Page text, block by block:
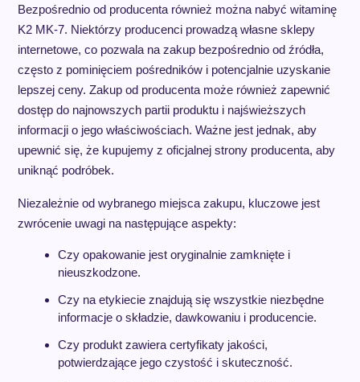
Bezpośrednio od producenta również można nabyć witaminę
K2 MK-7. Niektórzy producenci prowadzą własne sklepy
internetowe, co pozwala na zakup bezpośrednio od źródła,
często z pominięciem pośredników i potencjalnie uzyskanie
lepszej ceny. Zakup od producenta może również zapewnić
dostęp do najnowszych partii produktu i najświeższych
informacji o jego właściwościach. Ważne jest jednak, aby
upewnić się, że kupujemy z oficjalnej strony producenta, aby
uniknąć podróbek.
Niezależnie od wybranego miejsca zakupu, kluczowe jest
zwrócenie uwagi na następujące aspekty:
Czy opakowanie jest oryginalnie zamknięte i
nieuszkodzone.
Czy na etykiecie znajdują się wszystkie niezbędne
informacje o składzie, dawkowaniu i producencie.
Czy produkt zawiera certyfikaty jakości,
potwierdzające jego czystość i skuteczność.